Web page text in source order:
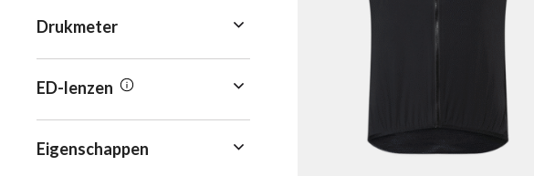
Drukmeter
ED-lenzen
Eigenschappen